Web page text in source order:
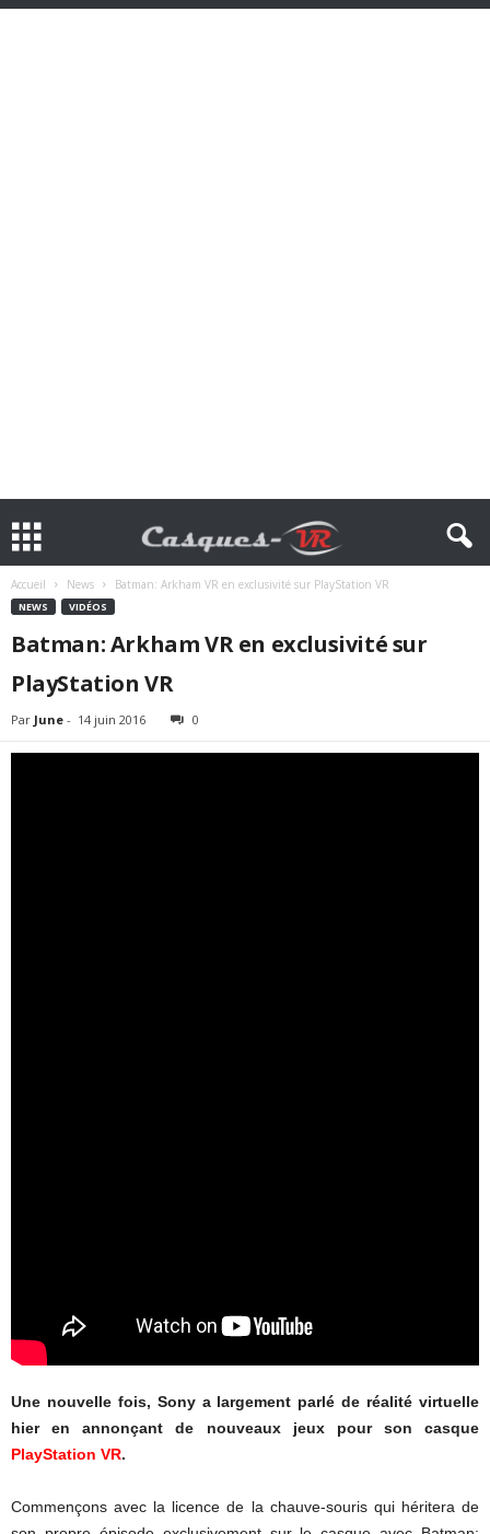
Accueil News Batman: Arkham VR en exclusivité sur PlayStation VR
NEWS VIDÉOS
Batman: Arkham VR en exclusivité sur
PlayStation VR
Par June - 14 juin 2016 0
Une nouvelle fois, Sony a largement parlé de réalité virtuelle
hier en annonçant de nouveaux jeux pour son casque
PlayStation VR.
Commençons avec la licence de la chauve-souris qui héritera de